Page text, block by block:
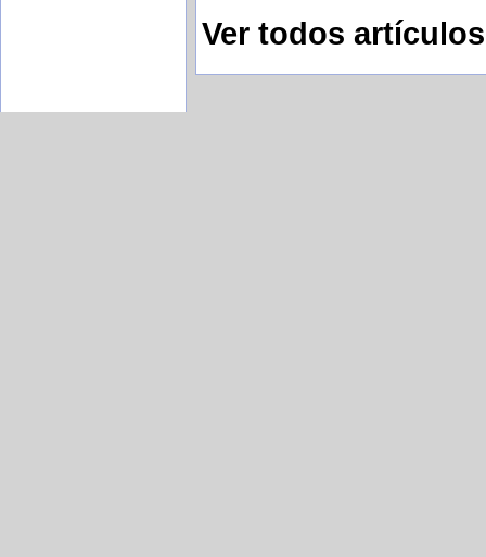
Ver todos